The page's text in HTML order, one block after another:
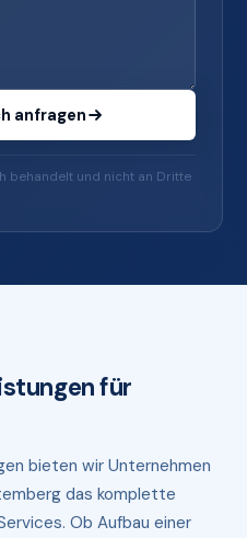
anfragen
behandelt und nicht an Dritte
für
bieten wir Unternehmen
das komplette
Ob Aufbau einer